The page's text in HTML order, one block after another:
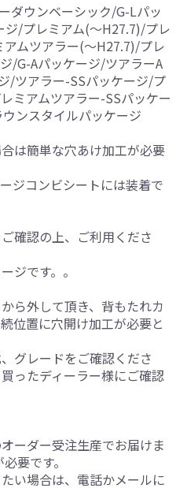
ダウンベーシック/G-Lパッ
/プレミアム(～H27.7)/プレ
ムツアラー(～H27.7)/プレ
/G-Aパッケージ/ツアラーA
/ツアラー-SSパッケージ/プ
ミアムツアラー-SSパッケー
ンスタイルパッケージ
は簡単な穴あけ加工が必要
ジコンビシートには装着で
確認の上、ご利用くださ
ジです。。
ら外して頂き、背もたれカ
位置に穴開け加工が必要と
グレードをご確認くださ
ったディーラー様にご確認
ーダー受注生産でお届けま
要です。
い場合は、電話かメールに